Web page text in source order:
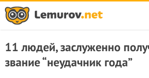
11 людей, заслуженно
звание “неудачник года”